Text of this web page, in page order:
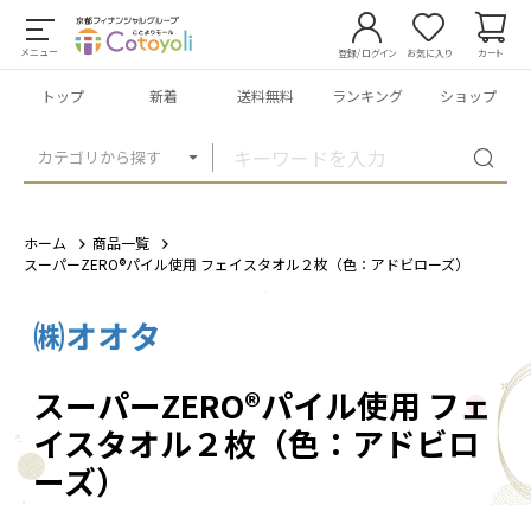
メニュー
カテゴリから探す
登録/ログイン お気に入り カート
トップ 新着 送料無料 ランキング ショップ
ホーム
商品一覧
スーパーZERO®パイル使用 フェイスタオル２枚（色：アドビローズ）
㈱オオタ
スーパーZERO®パイル使用 フェ
イスタオル２枚（色：アドビロ
ーズ）